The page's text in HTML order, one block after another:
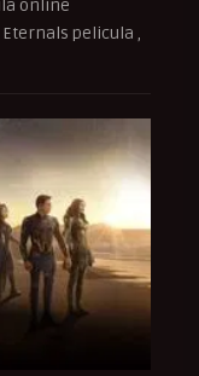
online
pelicula ,